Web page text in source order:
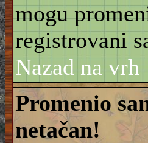
mogu
registrovani
Nazad na vrh
Promenio
netačan!